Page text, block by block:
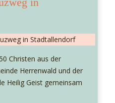
Christen aus der
Herrenwald und der
Heilig Geist gemeinsam